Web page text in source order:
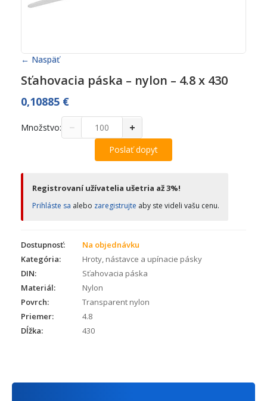
← Naspäť
Sťahovacia páska – nylon – 4.8 x 430
0,10885 €
Množstvo: − +
Poslať dopyt
Registrovaní užívatelia ušetria až 3%!
Prihláste sa alebo zaregistrujte aby ste videli vašu cenu.
Dostupnosť:
Na objednávku
Kategória:
Hroty, nástavce a upínacie pásky
DIN:
Sťahovacia páska
Materiál:
Nylon
Povrch:
Transparent nylon
Priemer:
4.8
Dĺžka:
430